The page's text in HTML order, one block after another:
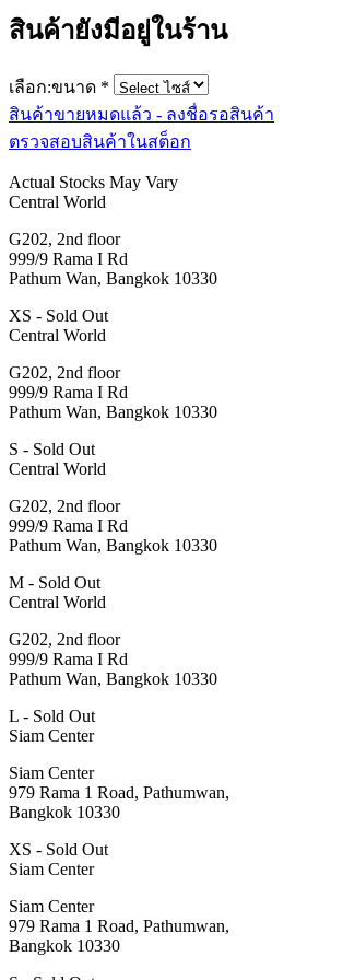
สินค้ายังมีอยู่ในร้าน
เลือก:ขนาด *
สินค้าขายหมดแล้ว - ลงชื่อรอสินค้า
ตรวจสอบสินค้าในสต็อก
Actual Stocks May Vary
Central World
G202, 2nd floor
999/9 Rama I Rd
Pathum Wan, Bangkok 10330
XS - Sold Out
Central World
G202, 2nd floor
999/9 Rama I Rd
Pathum Wan, Bangkok 10330
S - Sold Out
Central World
G202, 2nd floor
999/9 Rama I Rd
Pathum Wan, Bangkok 10330
M - Sold Out
Central World
G202, 2nd floor
999/9 Rama I Rd
Pathum Wan, Bangkok 10330
L - Sold Out
Siam Center
Siam Center
979 Rama 1 Road, Pathumwan,
Bangkok 10330
XS - Sold Out
Siam Center
Siam Center
979 Rama 1 Road, Pathumwan,
Bangkok 10330